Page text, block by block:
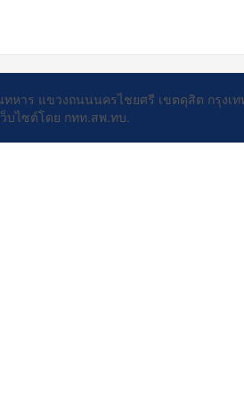
หาร แขวงถนนนครไชยศรี เขตดุสิต กรุงเ
บไซต์โดย กทท.สพ.ทบ.